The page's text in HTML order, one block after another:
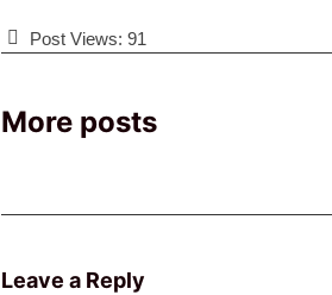
Post Views: 91
More posts
Leave a Reply